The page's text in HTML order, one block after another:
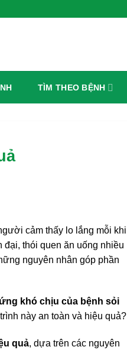
TÌM THEO BỆNH
cảm thấy lo lắng mỗi khi
thói quen ăn uống nhiều
nguyên nhân góp phần
khó chịu của bệnh sỏi
này an toàn và hiệu quả?
quả, dựa trên các nguyên